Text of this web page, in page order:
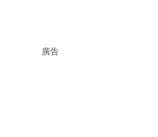
廣告